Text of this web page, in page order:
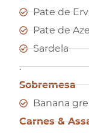
Pate de
Pate de
Sardela
.
Sobremesa
Banana
Carnes &